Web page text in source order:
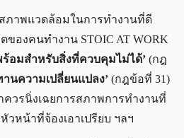
ภาพแวดล้อมในการทำงานที่ดี
องคนทำงาน STOIC AT WORK
ร้อมสำหรับสิ่งที่ควบคุมไม่ได้’ (กฎ
านความเปลี่ยนแปลง’ (กฎข้อที่ 31)
ควรนิ่งเฉยการสภาพการทำงานที่
หน้าที่จ้องเอาเปรียบ ฯลฯ